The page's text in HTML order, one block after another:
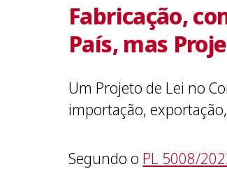
Fabricação,
País, mas
Um Projeto de Lei no
importação,
Segundo o PL 5008/